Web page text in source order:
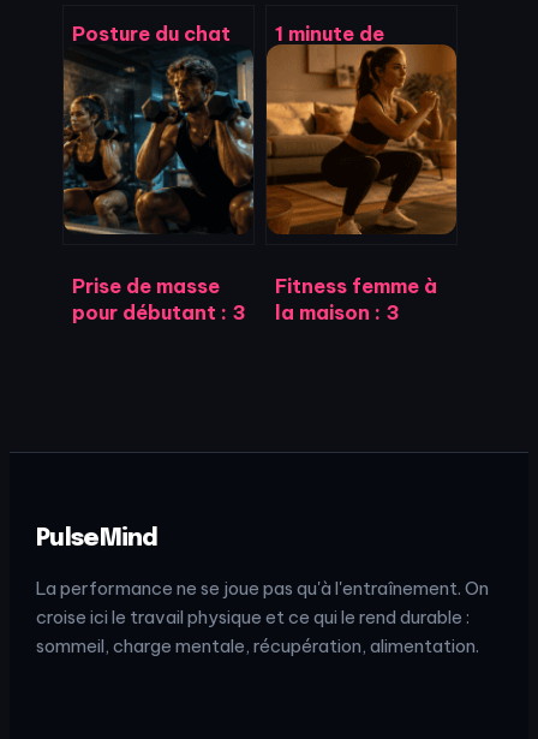
Posture du chat
en yoga : 4
variantes pour
libérer votre
colonne
vertébrale
1 minute de
gainage : calcul
réel des calories
et facteurs
d’optimisation
métabolique
Prise de masse
pour débutant : 3
Fitness femme à
la maison : 3
PulseMind
La performance ne se joue pas qu'à l'entraînement. On
croise ici le travail physique et ce qui le rend durable :
sommeil, charge mentale, récupération, alimentation.